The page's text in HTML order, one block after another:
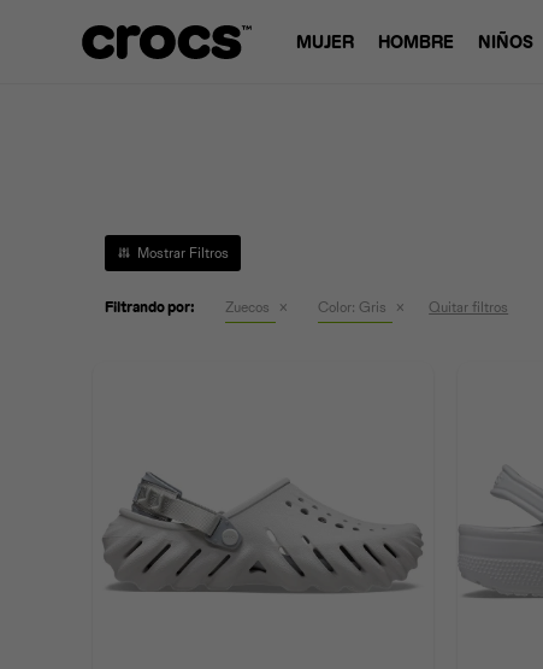
MUJER HOMBRE NIÑOS
Filtrando por: Zuecos Color: Gris Quitar filtros